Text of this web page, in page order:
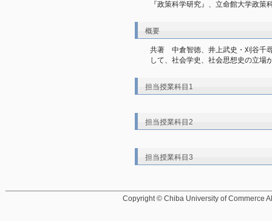
『政策科学研究』、立命館大学政
概要
共著　中倉智徳、井上武史・刈谷千
して、社会学史、社会思想史の立場
担当授業科目1
担当授業科目2
担当授業科目3